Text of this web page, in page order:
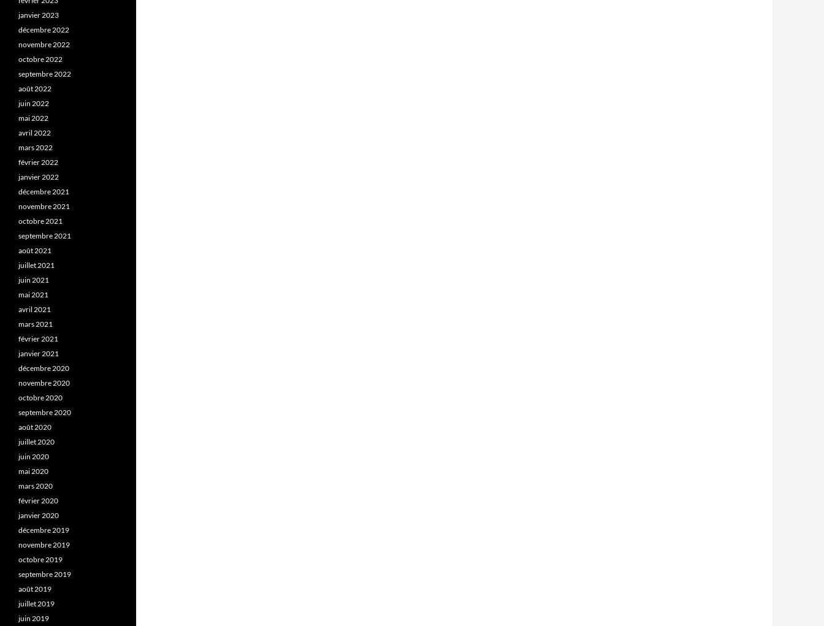
janvier 2023
décembre 2022
novembre 2022
octobre 2022
septembre 2022
août 2022
juin 2022
mai 2022
avril 2022
mars 2022
février 2022
janvier 2022
décembre 2021
novembre 2021
octobre 2021
septembre 2021
août 2021
juillet 2021
juin 2021
mai 2021
avril 2021
mars 2021
février 2021
janvier 2021
décembre 2020
novembre 2020
octobre 2020
septembre 2020
août 2020
juillet 2020
juin 2020
mai 2020
mars 2020
février 2020
janvier 2020
décembre 2019
novembre 2019
octobre 2019
septembre 2019
août 2019
juillet 2019
juin 2019